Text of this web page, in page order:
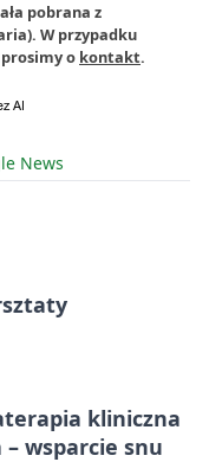
pobrana z
W przypadku
o kontakt.
News
kliniczna
wsparcie snu